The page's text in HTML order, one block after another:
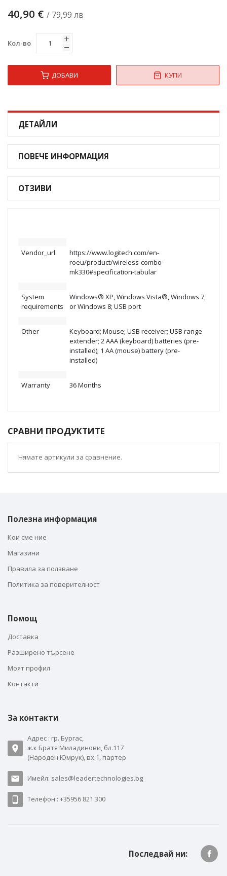
40,90 € / 79,99 лв
Кол-во
ДОБАВИ КУПИ
ДЕТАЙЛИ
ПОВЕЧЕ ИНФОРМАЦИЯ
ОТЗИВИ
Vendor_url
https://www.logitech.com/en-
roeu/product/wireless-combo-
mk330#specification-tabular
System
requirements
Windows® XP, Windows Vista®, Windows 7,
or Windows 8; USB port
Other
Keyboard; Mouse; USB receiver; USB range
extender; 2 AAA (keyboard) batteries (pre-
installed); 1 AA (mouse) battery (pre-
installed)
Warranty 36 Months
СРАВНИ ПРОДУКТИТЕ
Нямате артикули за сравнение.
Полезна информация
Кои сме ние
Магазини
Правила за ползване
Политика за поверителност
Помощ
Доставка
Разширено търсене
Моят профил
Контакти
За контакти
Адрес : гр. Бургас,
ж.к Братя Миладинови, бл.117
(Народен Юмрук), вх.1, партер
Имейл: sales@leadertechnologies.bg
Телефон : +35956 821 300
Последвай ни: